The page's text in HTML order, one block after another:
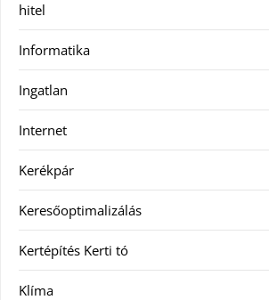
hitel
Informatika
Ingatlan
Internet
Kerékpár
Keresőoptimalizálás
Kertépítés Kerti tó
Klíma